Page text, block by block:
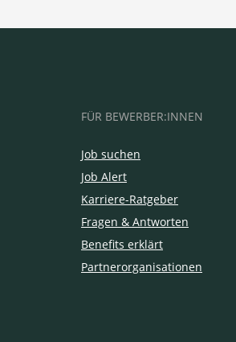
FÜR BEWERBER:INNEN
Job suchen
Job Alert
Karriere-Ratgeber
Fragen & Antworten
Benefits erklärt
Partnerorganisationen